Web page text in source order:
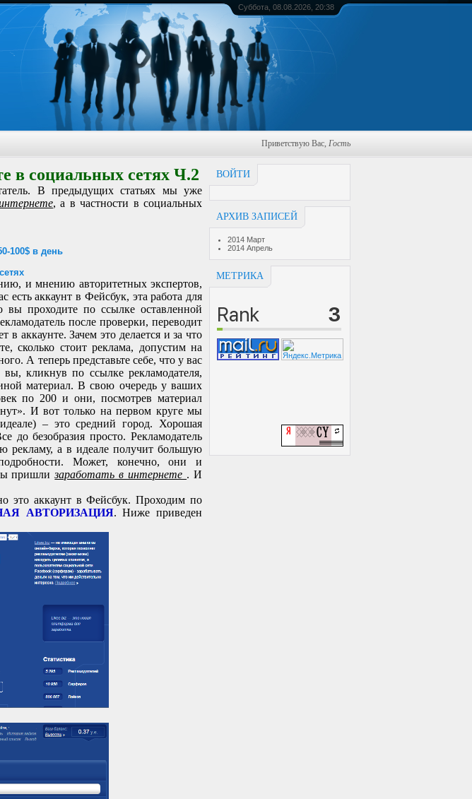
Суббота, 08.08.2026, 20:38
Приветствую Вас, Гость
ВОЙТИ
АРХИВ ЗАПИСЕЙ
2014 Март
2014 Апрель
МЕТРИКА
в социальных сетях Ч.2
В предыдущих статьях мы уже
, а в частности в социальных
100$ в день
и мнению авторитетных экспертов,
есть аккаунт в Фейсбук, эта работа для
вы проходите по ссылке оставленной
после проверки, переводит
аккаунте. Зачем это делается и за что
сколько стоит реклама, допустим на
А теперь представьте себе, что у вас
кликнув по ссылке рекламодателя,
материал. В свою очередь у ваших
по 200 и они, посмотрев материал
И вот только на первом круге мы
– это средний город. Хорошая
до безобразия просто. Рекламодатель
рекламу, а в идеале получит большую
Может, конечно, они и
пришлизаработать в интернете . И
это аккаунт в Фейсбук. Проходим по
АВТОРИЗАЦИЯ. Ниже приведен